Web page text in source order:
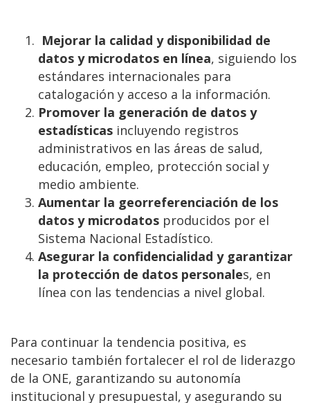
Mejorar la calidad y disponibilidad de
datos y microdatos en línea, siguiendo los
estándares internacionales para
catalogación y acceso a la información.
Promover la generación de datos y
estadísticas incluyendo registros
administrativos en las áreas de salud,
educación, empleo, protección social y
medio ambiente.
Aumentar la georreferenciación de los
datos y microdatos producidos por el
Sistema Nacional Estadístico.
Asegurar la confidencialidad y garantizar
la protección de datos personales, en
línea con las tendencias a nivel global.
Para continuar la tendencia positiva, es
necesario también fortalecer el rol de liderazgo
de la ONE, garantizando su autonomía
institucional y presupuestal, y asegurando su